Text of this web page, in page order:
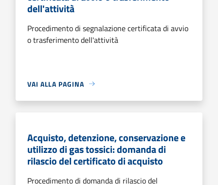
dell'attività
Procedimento di segnalazione certificata di avvio
o trasferimento dell'attività
VAI ALLA PAGINA
Acquisto, detenzione, conservazione e
utilizzo di gas tossici: domanda di
rilascio del certificato di acquisto
Procedimento di domanda di rilascio del